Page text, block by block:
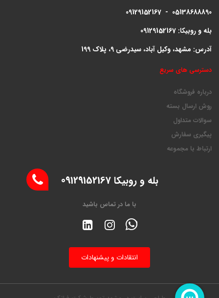
09129152167 - 05138688890
بله و روبیکا: 09129152167
آدرس: مشهد، وکیل آباد، سیدرضی 9، پلاک 199
دسترسی های سریع
درباره فروشگاه
روش ارسال بسته
سوالات متداول
پیگیری سفارش
ارتباط با مجموعه
بله و روبیکا 09129152167
با ما در تماس باشید
انتقادات و پیشنهادات